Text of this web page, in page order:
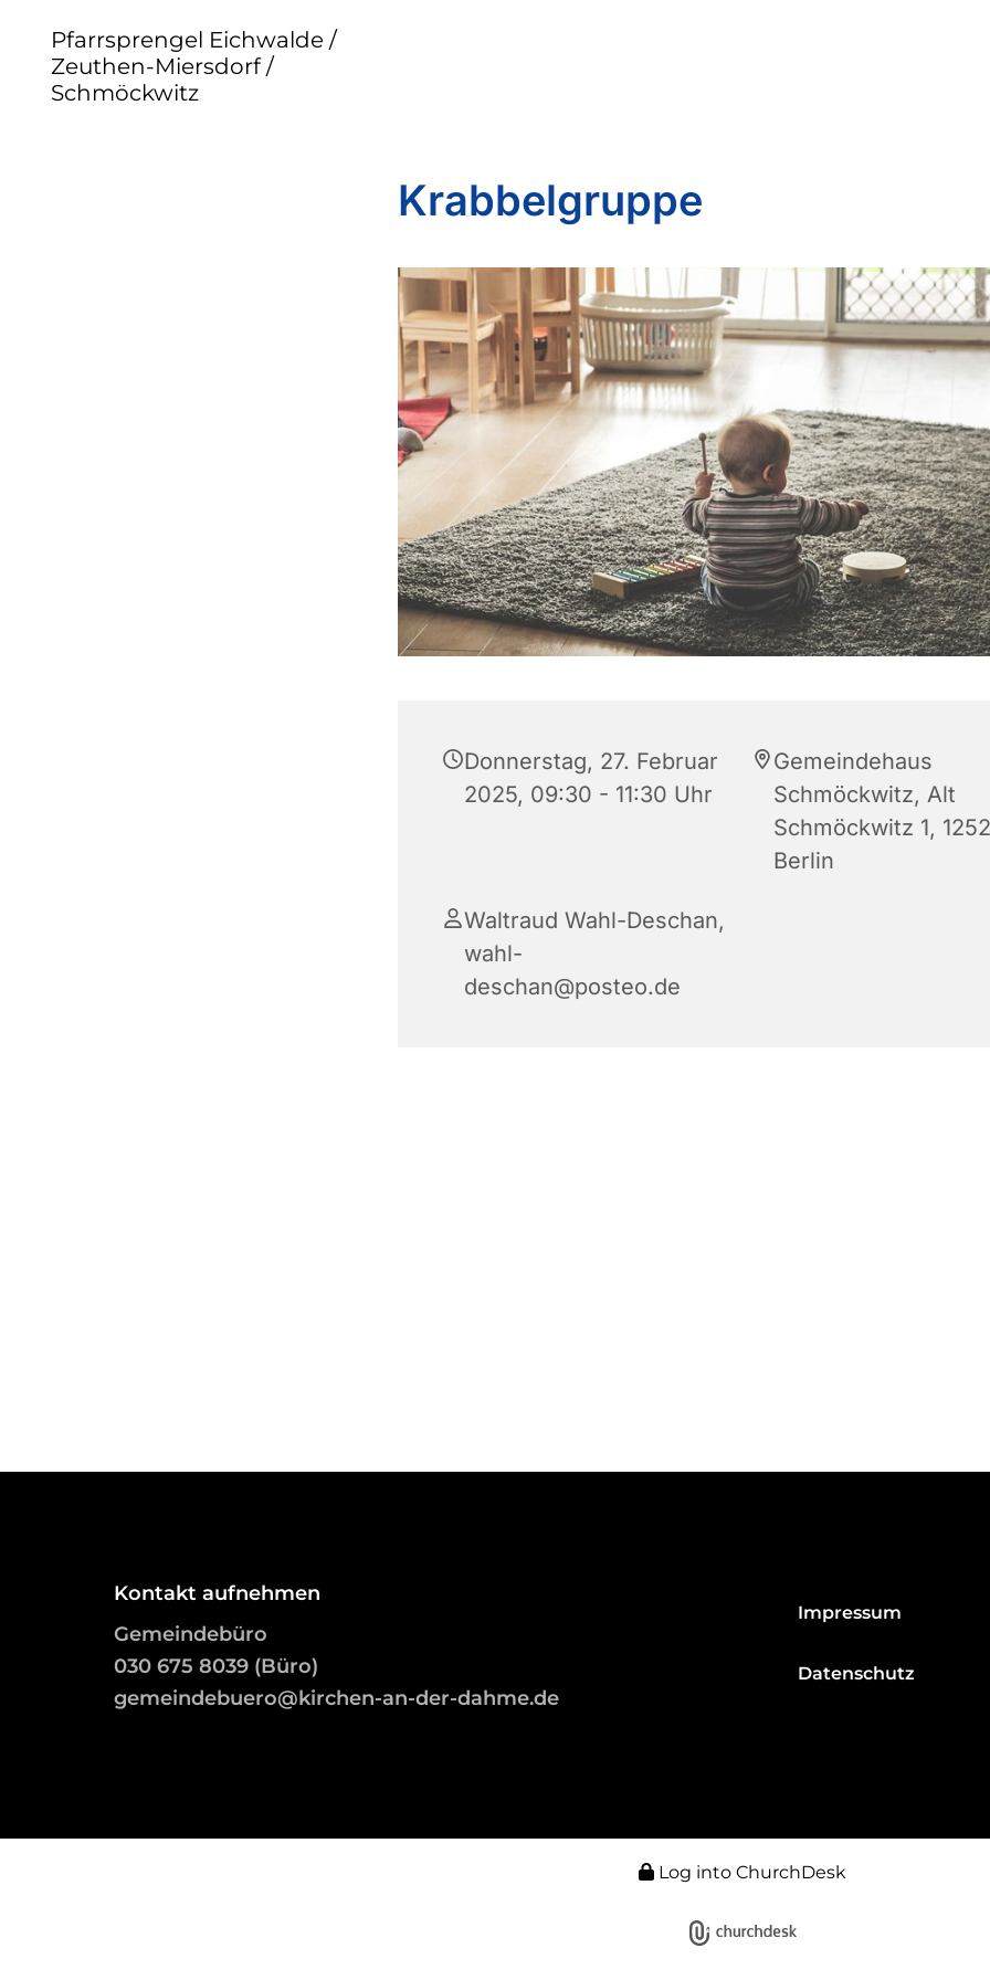
Pfarrsprengel Eichwalde /
Zeuthen-Miersdorf /
Schmöckwitz
Krabbelgruppe
Donnerstag, 27. Februar
2025, 09:30 - 11:30 Uhr
Gemeindehaus
Schmöckwitz, Alt
Schmöckwitz 1,
Berlin
Waltraud Wahl-Deschan,
wahl-
deschan@posteo.de
Kontakt aufnehmen
Gemeindebüro
030 675 8039 (Büro)
gemeindebuero@kirchen-an-der-dahme.de
Impressum
Datenschutz
Log into ChurchDesk